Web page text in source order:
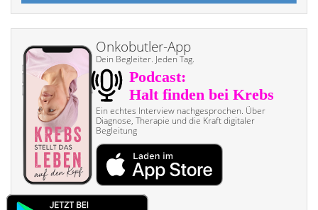
Onkobutler-App
Dein Begleiter. Jeden Tag.
Ein echtes Interview nach­gesprochen. Über
Diagnose, Therapie und die Kraft digitaler
Begleitung